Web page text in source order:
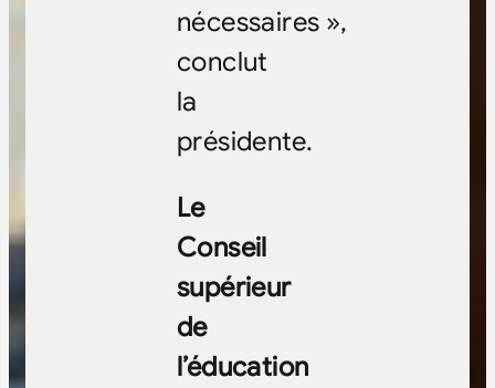
nécessaires »,
conclut
la
présidente.
Le
Conseil
supérieur
de
l’éducation